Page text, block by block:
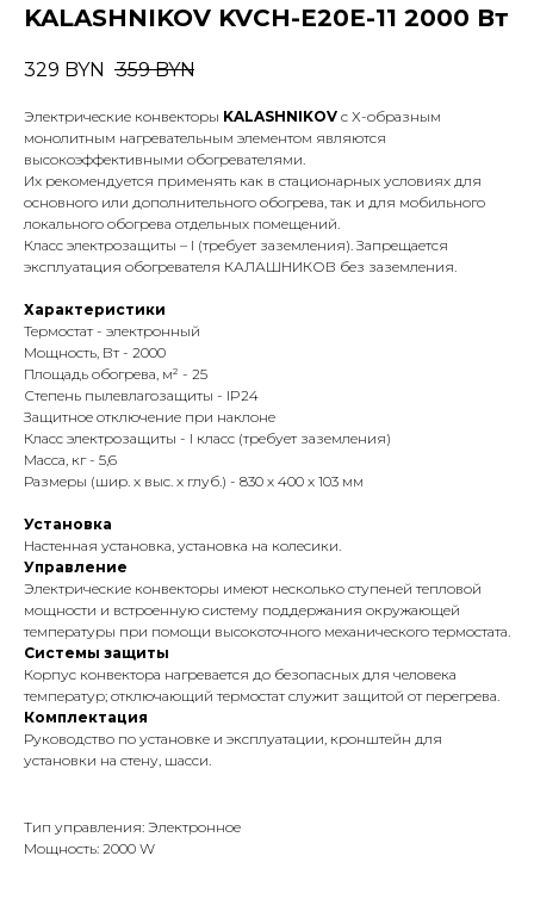
KALASHNIKOV KVCH-E20Е-11 2000 Вт
329 BYN 359 BYN
Электрические конвекторы KALASHNIKOV с Х-образным
монолитным нагревательным элементом являются
высокоэффективными обогревателями.
Их рекомендуется применять как в стационарных условиях для
основного или дополнительного обогрева, так и для мобильного
локального обогрева отдельных помещений.
Класс электрозащиты – I (требует заземления). Запрещается
эксплуатация обогревателя КАЛАШНИКОВ без заземления.
Характеристики
Термостат - электронный
Мощность, Вт - 2000
Площадь обогрева, м² - 25
Степень пылевлагозащиты - IP24
Защитное отключение при наклоне
Класс электрозащиты - I класс (требует заземления)
Масса, кг - 5,6
Размеры (шир. х выс. х глуб.) - 830 х 400 х 103 мм
Установка
Настенная установка, установка на колесики.
Управление
Электрические конвекторы имеют несколько ступеней тепловой
мощности и встроенную систему поддержания окружающей
температуры при помощи высокоточного механического термостата.
Системы защиты
Корпус конвектора нагревается до безопасных для человека
температур; отключающий термостат служит защитой от перегрева.
Комплектация
Руководство по установке и эксплуатации, кронштейн для
установки на стену, шасси.
Тип управления: Электронное
Мощность: 2000 W